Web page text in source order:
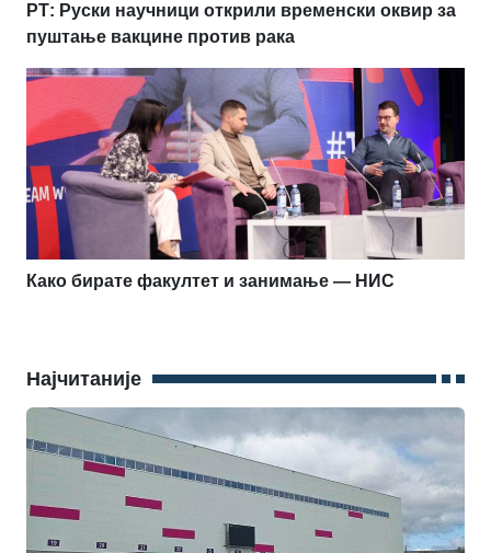
РТ: Руски научници открили временски оквир за
пуштање вакцине против рака
Како бирате факултет и занимање — НИС
Најчитаније